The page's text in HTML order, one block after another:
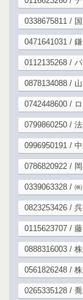
0338675811 /
0471641031 /
0112135268 /
0878134088 /
0742448600 /
0799860250 /
0996950191 /
0786820922 /
0339063328 /
0823253426 /
0115623707 /
0888316003 /
0561826248 /
0265335128 /